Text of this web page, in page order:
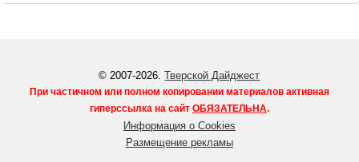
© 2007-2026.Тверской Дайджест
При частичном или полном копировании материалов активная
гиперссылка на сайт ОБЯЗАТЕЛЬНА.
Информация о Cookies
Размещение рекламы